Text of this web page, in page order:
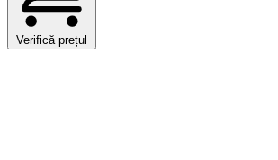
Verifică prețul